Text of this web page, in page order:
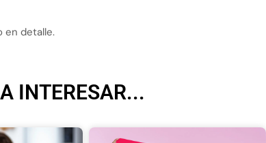
en detalle.
INTERESAR...